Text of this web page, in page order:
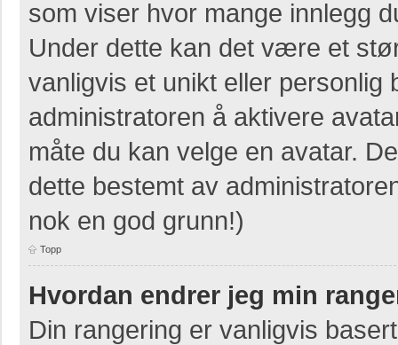
som viser hvor mange innlegg
Under dette kan det være et
vanligvis et unikt eller personlig
administratoren å aktivere
måte du kan velge en avatar.
dette bestemt av
nok en god grunn!)
Topp
Hvordan endrer jeg min
Din rangering er vanligvis